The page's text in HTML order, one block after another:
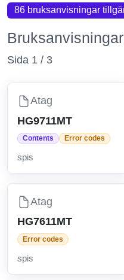
HI8071I och
du alltid kan hitta
information för just
86 bruksanvisningar
Bruksanvisningar
Sida 1 / 3
Atag
HG9711MT
Contents Error codes
spis
Atag
HG7611MT
Error codes
spis